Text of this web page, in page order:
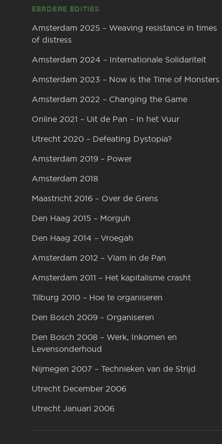
EERDERE EDITIES
Amsterdam 2025 – Weaving resistance in times
of distress
Amsterdam 2024 – Internationale Solidariteit
Amsterdam 2023 – Now is the Time of Monsters
Amsterdam 2022 – Changing the Game
Online 2021 – Uit de Pan – In het Vuur
Utrecht 2020 – Defeating Dystopia?
Amsterdam 2019 – Power
Amsterdam 2018
Maastricht 2016 – Over de Grens
Den Haag 2015 – Morguh
Den Haag 2014 – Vroegah
Amsterdam 2012 – Vlam in de Pan
Amsterdam 2011 – Het kapitalisme crasht
Tilburg 2010 – Hoe te organiseren
Den Bosch 2009 – Organiseren
Den Bosch 2008 – Werk, Inkomen en
Levensonderhoud
Nijmegen 2007 – Technieken van de Strijd
Utrecht December 2006
Utrecht Januari 2006